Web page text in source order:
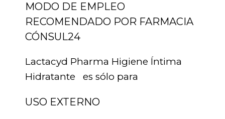
MODO DE EMPLEO
RECOMENDADO POR FARMACIA
CÓNSUL24
Lactacyd Pharma Higiene Íntima
Hidratante es sólo para
USO EXTERNO